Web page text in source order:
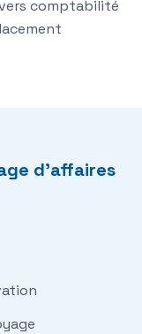
comptabilité
d'affaires